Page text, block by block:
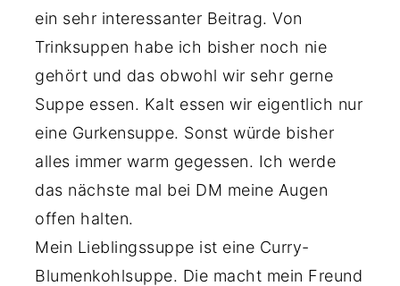
ein sehr interessanter Beitrag. Von
Trinksuppen habe ich bisher noch nie
gehört und das obwohl wir sehr gerne
Suppe essen. Kalt essen wir eigentlich nur
eine Gurkensuppe. Sonst würde bisher
alles immer warm gegessen. Ich werde
das nächste mal bei DM meine Augen
offen halten.
Mein Lieblingssuppe ist eine Curry-
Blumenkohlsuppe. Die macht mein Freund